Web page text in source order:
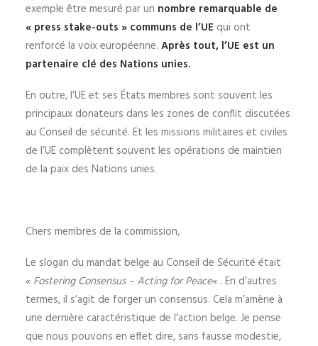
exemple être mesuré par un nombre remarquable de
« press stake-outs » communs de l’UE qui ont
renforcé la voix européenne. Après tout, l’UE est un
partenaire clé des Nations unies.
En outre, l’UE et ses États membres sont souvent les
principaux donateurs dans les zones de conflit discutées
au Conseil de sécurité. Et les missions militaires et civiles
de l’UE complètent souvent les opérations de maintien
de la paix des Nations unies.
Chers membres de la commission,
Le slogan du mandat belge au Conseil de Sécurité était
« Fostering Consensus – Acting for Peace« . En d’autres
termes, il s’agit de forger un consensus. Cela m’amène à
une dernière caractéristique de l’action belge. Je pense
que nous pouvons en effet dire, sans fausse modestie,